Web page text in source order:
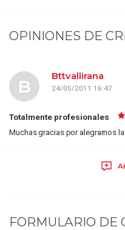
OPINIONES DE
Bttvallirana
24/05/2011 16:47
B
Totalmente profesionales
Muchas gracias por alegrarnos
FORMULARIO DE